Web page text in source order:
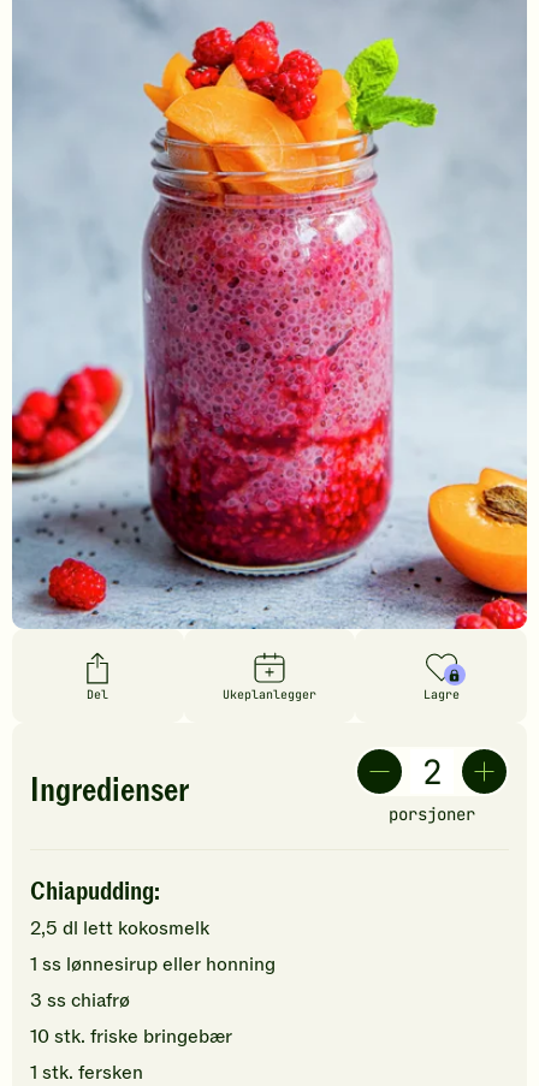
Del Ukeplanlegger Lagre
Ingredienser
porsjoner
Chiapudding:
2,5 dl lett kokosmelk
1 ss lønnesirupeller honning
3 ss chiafrø
10stk. friske bringebær
1 stk. fersken